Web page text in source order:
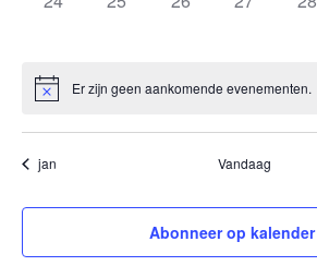
Er zijn geen aankomende evenementen.
jan Vandaag
Abonneer op kalender